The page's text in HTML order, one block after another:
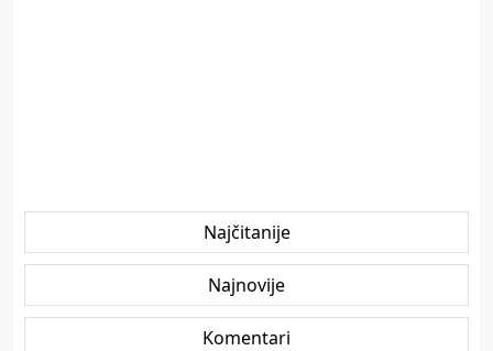
Najčitanije
Najnovije
Komentari